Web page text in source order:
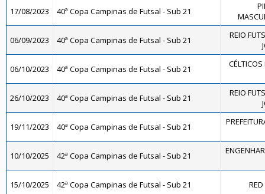
17/08/2023 40ª Copa Campinas de Futsal - Sub 21
06/09/2023 40ª Copa Campinas de Futsal - Sub 21
REIO
06/10/2023 40ª Copa Campinas de Futsal - Sub 21
26/10/2023 40ª Copa Campinas de Futsal - Sub 21
REIO
19/11/2023 40ª Copa Campinas de Futsal - Sub 21
10/10/2025 42ª Copa Campinas de Futsal - Sub 21
15/10/2025 42ª Copa Campinas de Futsal - Sub 21